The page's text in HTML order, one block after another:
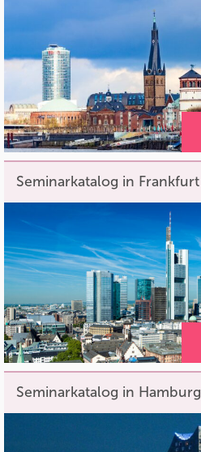
Seminarkatalog in Frankfurt
Seminarkatalog in Hamburg